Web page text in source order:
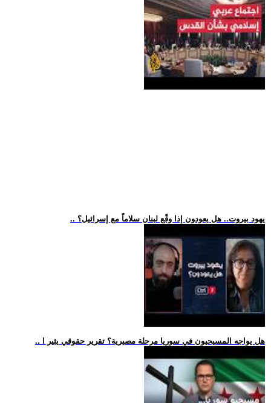
.. يهود بيروت.. هل يعودون إذا وقّع لبنان سلاماً مع إسرائيل؟
.. هل يواجه المسيحيون في سوريا مرحلة مصيرية؟ تقرير حقوقي يثير ا